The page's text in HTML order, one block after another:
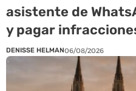
asistente de
y pagar
DENISSE HELMAN06/08/2026